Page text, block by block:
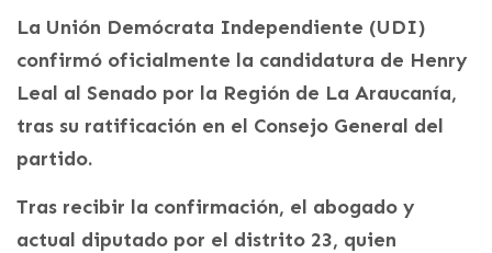
La Unión Demócrata Independiente (UDI)
confirmó oficialmente la candidatura de Henry
Leal al Senado por la Región de La Araucanía,
tras su ratificación en el Consejo General del
partido.
Tras recibir la confirmación, el abogado y
actual diputado por el distrito 23, quien